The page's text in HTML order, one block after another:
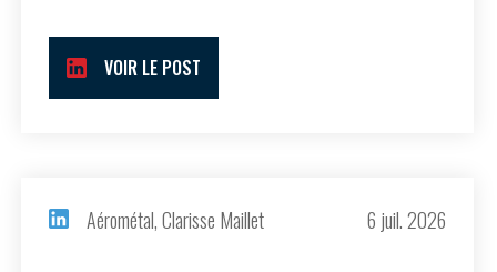
VOIR LE POST
Aérométal, Clarisse Maillet 6 juil. 2026